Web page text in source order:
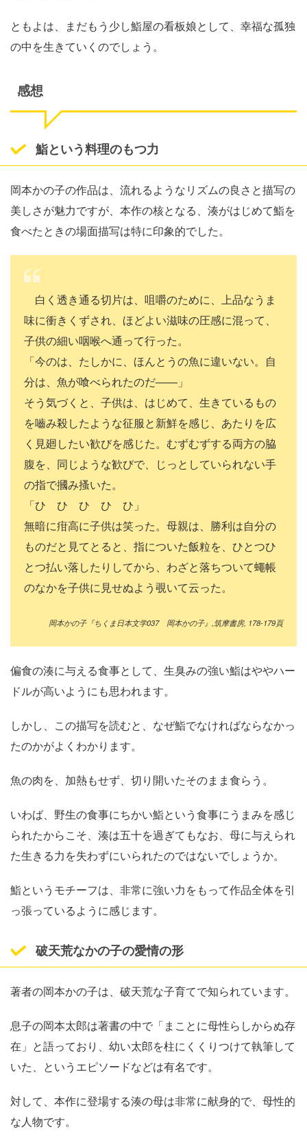
ともよは、まだもう少し鮨屋の看板娘として、幸福な孤独
の中を生きていくのでしょう。
感想
鮨という料理のもつ力
岡本かの子の作品は、流れるようなリズムの良さと描写の
美しさが魅力ですが、本作の核となる、湊がはじめて鮨を
食べたときの場面描写は特に印象的でした。
白く透き通る切片は、咀嚼のために、上品なうま
味に衝きくずされ、ほどよい滋味の圧感に混って、
子供の細い咽喉へ通って行った。
「今のは、たしかに、ほんとうの魚に違いない。自
分は、魚が喰べられたのだ―― 」
そう気づくと、子供は、はじめて、生きているもの
を嚙み殺したような征服と新鮮を感じ、あたりを広
く見廻したい歓びを感じた。むずむずする両方の脇
腹を、同じような歓びで、じっとしていられない手
の指で摑み搔いた。
「ひ ひ ひ ひ ひ」
無暗に疳高に子供は笑った。母親は、勝利は自分の
ものだと見てとると、指についた飯粒を、ひとつひ
とつ払い落したりしてから、わざと落ちついて蠅帳
のなかを子供に見せぬよう覗いて云った。
岡本かの子『ちくま日本文学037岡本かの子』 ,筑摩書房, 178-179頁
偏食の湊に与える食事として、生臭みの強い鮨はややハー
ドルが高いようにも思われます。
しかし、この描写を読むと、なぜ鮨でなければならなかっ
たのかがよくわかります。
魚の肉を、加熱もせず、切り開いたそのまま食らう。
いわば、野生の食事にちかい鮨という食事にうまみを感じ
られたからこそ、湊は五十を過ぎてもなお、母に与えられ
た生きる力を失わずにいられたのではないでしょうか。
鮨というモチーフは、非常に強い力をもって作品全体を引
っ張っているように感じます。
破天荒なかの子の愛情の形
著者の岡本かの子は、破天荒な子育てで知られています。
息子の岡本太郎は著書の中で「まことに母性らしからぬ存
在」と語っており、幼い太郎を柱にくくりつけて執筆して
いた、というエピソードなどは有名です。
対して、本作に登場する湊の母は非常に献身的で、母性的
な人物です。